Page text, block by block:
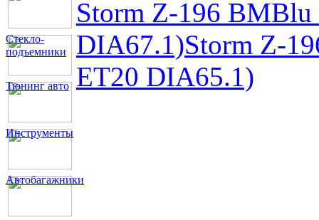
Стекло-
подъемники
Тюнинг авто
Инструменты
Автобагажники
Storm Z-196
DIA67.1)Storm Z-
ET20 DIA65.1)